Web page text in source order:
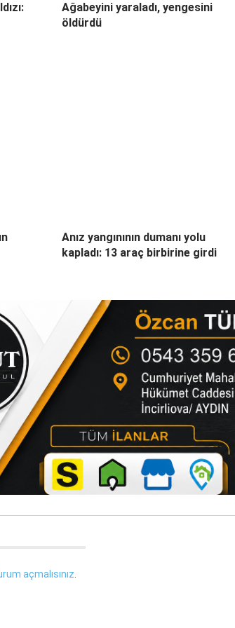
Ağabeyini yaraladı, yengesini
öldürdü
Anız yangınının dumanı yolu
kapladı: 13 araç birbirine girdi
açmalısınız.